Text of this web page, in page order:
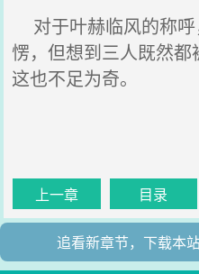
对于叶赫临风的称
愣，但想到三人既然
这也不足为奇。
上一章 目录
追看新章节，下载本